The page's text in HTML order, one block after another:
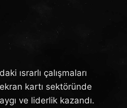
ısrarlı çalışmaları
kartı sektöründe
ve liderlik kazandı.